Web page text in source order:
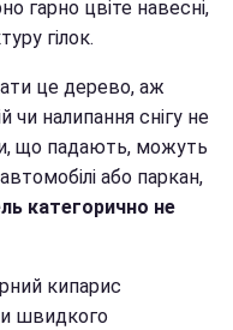
гарно цвіте навесні,
гілок.
це дерево, аж
налипання снігу не
що падають, можуть
або паркан,
категорично не
кипарис
швидкого